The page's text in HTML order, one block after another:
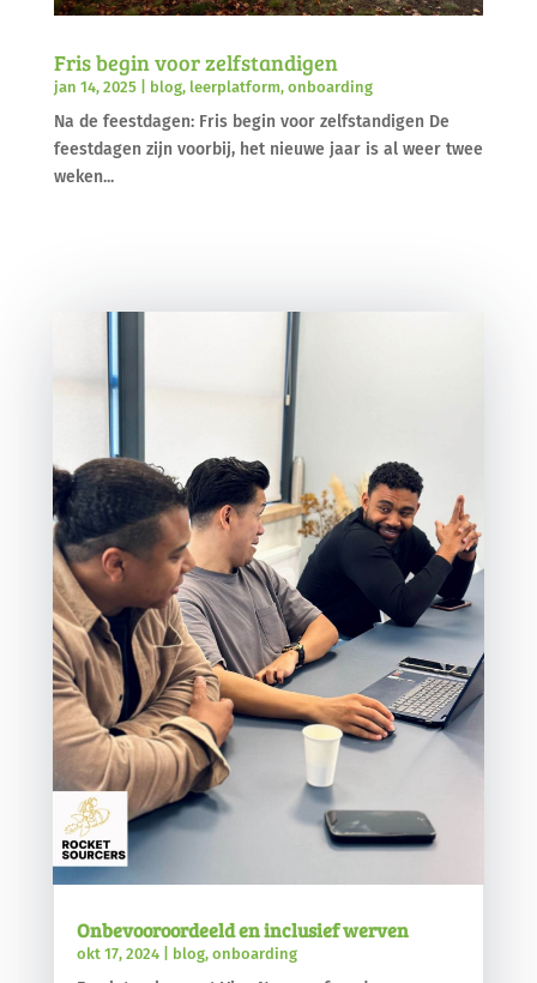
Fris begin voor zelfstandigen
jan 14, 2025| blog, leerplatform, onboarding
Na de feestdagen: Fris begin voor zelfstandigen De
feestdagen zijn voorbij, het nieuwe jaar is al weer twee
weken...
Onbevooroordeeld en inclusief werven
okt 17, 2024| blog, onboarding